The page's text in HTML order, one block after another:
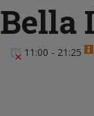
Bella
11:00 - 21:25